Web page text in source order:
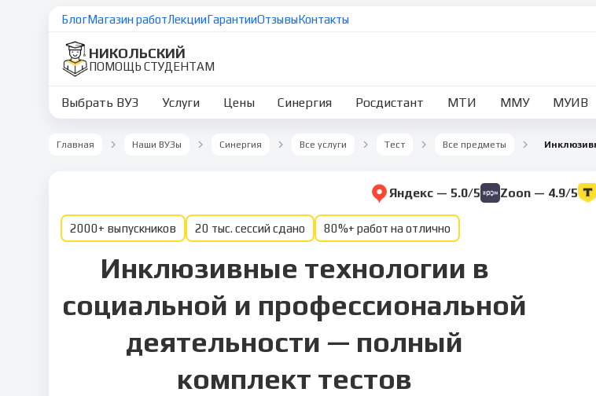
БлогМагазин работЛекцииГарантииОтзывыКонтакты
НИКОЛЬСКИЙ
ПОМОЩЬ СТУДЕНТАМ
Выбрать ВУЗ Услуги Цены Синергия Росдистант МТИ ММУ МУИВ
Главная Наши ВУЗы Синергия Все услуги Тест Все предметы
Яндекс — 5.0/5 Zoon — 4.9/5
2000+ выпускников 20 тыс. сессий сдано 80%+ работ на отлично
Инклюзивные технологии в
социальной и профессиональной
деятельности — полный
комплект тестов